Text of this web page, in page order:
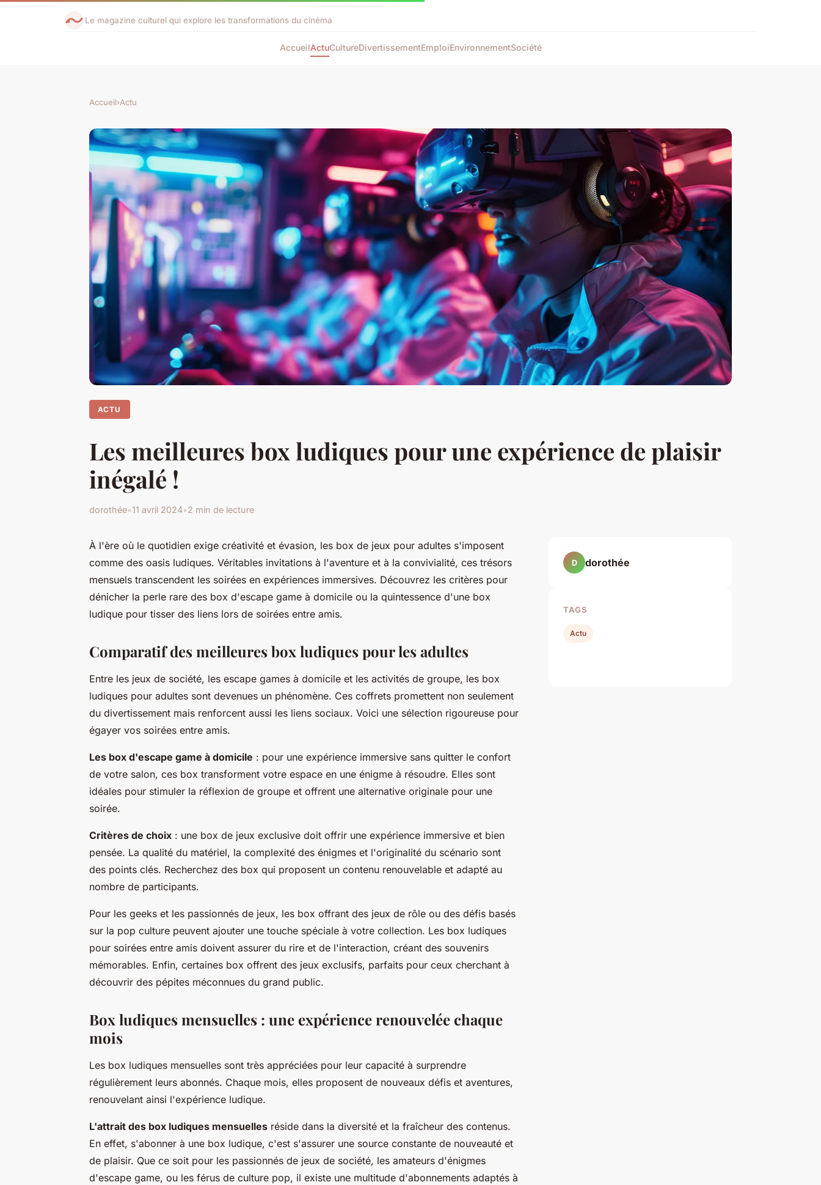
Le magazine culturel qui explore les transformations du cinéma
AccueilActuCultureDivertissementEmploiEnvironnementSociété
Accueil›Actu
ACTU
Les meilleures box ludiques pour une expérience de plaisir
inégalé !
dorothée•11 avril 2024•2 min de lecture
À l'ère où le quotidien exige créativité et évasion, les box de jeux pour adultes s'imposent
comme des oasis ludiques. Véritables invitations à l'aventure et à la convivialité, ces trésors
mensuels transcendent les soirées en expériences immersives. Découvrez les critères pour
dénicher la perle rare des box d'escape game à domicile ou la quintessence d'une box
ludique pour tisser des liens lors de soirées entre amis.
Comparatif des meilleures box ludiques pour les adultes
Entre les jeux de société, les escape games à domicile et les activités de groupe, les box
ludiques pour adultes sont devenues un phénomène. Ces coffrets promettent non seulement
du divertissement mais renforcent aussi les liens sociaux. Voici une sélection rigoureuse pour
égayer vos soirées entre amis.
Les box d'escape game à domicile : pour une expérience immersive sans quitter le confort
de votre salon, ces box transforment votre espace en une énigme à résoudre. Elles sont
idéales pour stimuler la réflexion de groupe et offrent une alternative originale pour une
soirée.
Critères de choix : une box de jeux exclusive doit offrir une expérience immersive et bien
pensée. La qualité du matériel, la complexité des énigmes et l'originalité du scénario sont
des points clés. Recherchez des box qui proposent un contenu renouvelable et adapté au
nombre de participants.
Pour les geeks et les passionnés de jeux, les box offrant des jeux de rôle ou des défis basés
sur la pop culture peuvent ajouter une touche spéciale à votre collection. Les box ludiques
pour soirées entre amis doivent assurer du rire et de l'interaction, créant des souvenirs
mémorables. Enfin, certaines box offrent des jeux exclusifs, parfaits pour ceux cherchant à
découvrir des pépites méconnues du grand public.
Box ludiques mensuelles : une expérience renouvelée chaque
mois
Les box ludiques mensuelles sont très appréciées pour leur capacité à surprendre
régulièrement leurs abonnés. Chaque mois, elles proposent de nouveaux défis et aventures,
renouvelant ainsi l'expérience ludique.
L'attrait des box ludiques mensuelles réside dans la diversité et la fraîcheur des contenus.
En effet, s'abonner à une box ludique, c'est s'assurer une source constante de nouveauté et
de plaisir. Que ce soit pour les passionnés de jeux de société, les amateurs d'énigmes
d'escape game, ou les férus de culture pop, il existe une multitude d'abonnements adaptés à
D dorothée
TAGS
Actu